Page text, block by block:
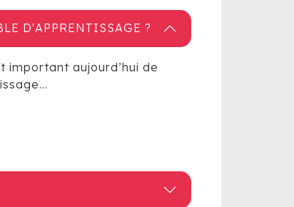
D'APPRENTISSAGE ?
important aujourd’hui de